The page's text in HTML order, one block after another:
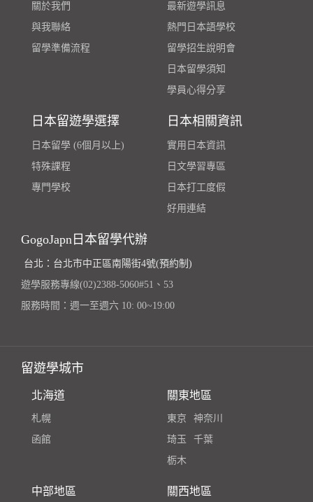
關於我們
與我聯絡
留學準備流程
最新遊學訊息
熱門日本語學校
留學招生說明會
日本留學須知
學員心得分享
日本留遊學選擇
日本留學 (6個月以上)
特殊課程
專門學校
日本相關資訊
實用日本資訊
日文學習專區
日本打工度假
好用連結
GogoJapn日本留學代辦
台北：台北市中正區南陽街4號(預約制)
遊學服務專線(02)2388-5060#51、53
服務時間：週一至週六 10: 00~19:00
留遊學城市
北海道
札幌
函館
關東地區
東京
神奈川
琦玉
千葉
栃木
中部地區 關西地區